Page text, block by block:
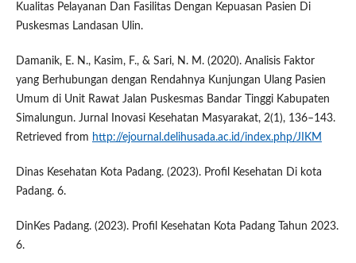
Kualitas Pelayanan Dan Fasilitas Dengan Kepuasan Pasien Di
Puskesmas Landasan Ulin.
Damanik, E. N., Kasim, F., & Sari, N. M. (2020). Analisis Faktor
yang Berhubungan dengan Rendahnya Kunjungan Ulang Pasien
Umum di Unit Rawat Jalan Puskesmas Bandar Tinggi Kabupaten
Simalungun. Jurnal Inovasi Kesehatan Masyarakat, 2(1), 136–143.
Retrieved from http://ejournal.delihusada.ac.id/index.php/JIKM
Dinas Kesehatan Kota Padang. (2023). Profil Kesehatan Di kota
Padang. 6.
DinKes Padang. (2023). Profil Kesehatan Kota Padang Tahun 2023.
6.